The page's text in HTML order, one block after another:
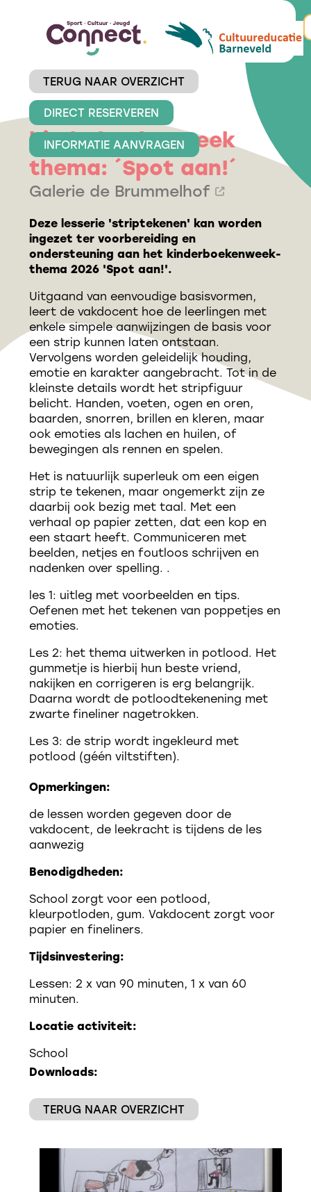
TERUG NAAR OVERZICHT
DIRECT RESERVEREN
INFORMATIE AANVRAGEN
Striptekenen
kinderboekenweek
thema: ´Spot aan!´
Galerie de Brummelhof
Deze lesserie 'striptekenen' kan worden
ingezet ter voorbereiding en
ondersteuning aan het kinderboekenweek-
thema 2026 'Spot aan!'.
Uitgaand van eenvoudige basisvormen,
leert de vakdocent hoe de leerlingen met
enkele simpele aanwijzingen de basis voor
een strip kunnen laten ontstaan.
Vervolgens worden geleidelijk houding,
emotie en karakter aangebracht. Tot in de
kleinste details wordt het stripfiguur
belicht. Handen, voeten, ogen en oren,
baarden, snorren, brillen en kleren, maar
ook emoties als lachen en huilen, of
bewegingen als rennen en spelen.
Het is natuurlijk superleuk om een eigen
strip te tekenen, maar ongemerkt zijn ze
daarbij ook bezig met taal. Met een
verhaal op papier zetten, dat een kop en
een staart heeft. Communiceren met
beelden, netjes en foutloos schrijven en
nadenken over spelling. .
les 1: uitleg met voorbeelden en tips.
Oefenen met het tekenen van poppetjes en
emoties.
Les 2: het thema uitwerken in potlood. Het
gummetje is hierbij hun beste vriend,
nakijken en corrigeren is erg belangrijk.
Daarna wordt de potloodtekenening met
zwarte fineliner nagetrokken.
Les 3: de strip wordt ingekleurd met
potlood (géén viltstiften).
Opmerkingen:
de lessen worden gegeven door de
vakdocent, de leekracht is tijdens de les
aanwezig
Benodigdheden:
School zorgt voor een potlood,
kleurpotloden, gum. Vakdocent zorgt voor
papier en fineliners.
Tijdsinvestering:
Lessen: 2 x van 90 minuten, 1 x van 60
minuten.
Locatie activiteit:
School
Downloads:
TERUG NAAR OVERZICHT